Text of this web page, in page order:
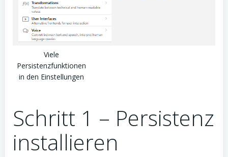
Viele
Persistenzfunktionen
in den Einstellungen
Schritt 1 – Persistenz
installieren